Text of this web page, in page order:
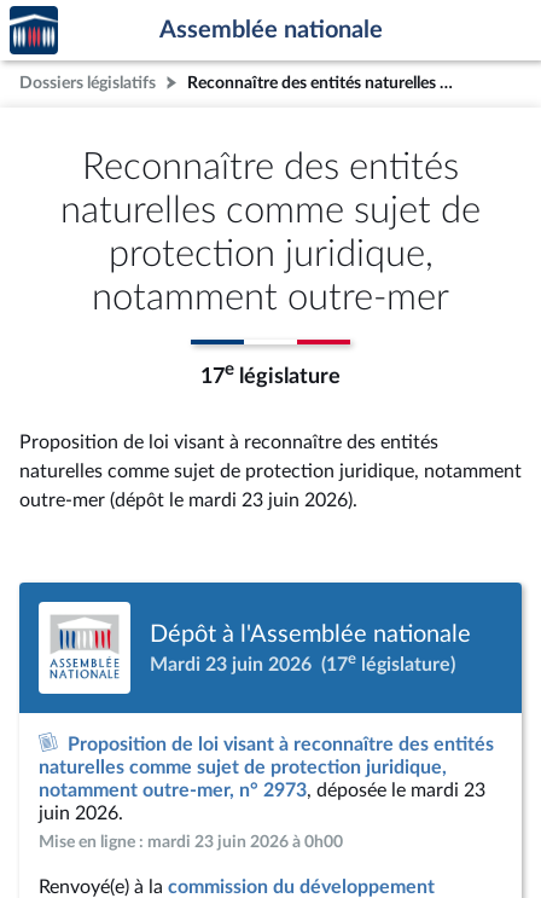
Aller au contenu
Aller en bas de la page
Accèder
à la
page
d'accueil
Assemblée nationale
Dossiers législatifs Reconnaître des entités naturelles comme sujet de protection juridique, notamment outre-mer
Reconnaître des entités
naturelles comme sujet de
protection juridique,
notamment outre-mer
17e législature
Proposition de loi visant à reconnaître des entités
naturelles comme sujet de protection juridique, notamment
outre-mer (dépôt le mardi 23 juin 2026).
Dépôt à l'Assemblée nationale
Mardi 23 juin 2026 (17e législature)
Proposition de loi visant à reconnaître des entités
naturelles comme sujet de protection juridique,
notamment outre-mer, n° 2973, déposée le mardi 23
juin 2026.
Mise en ligne : mardi 23 juin 2026 à 0h00
Renvoyé(e) à la commission du développement